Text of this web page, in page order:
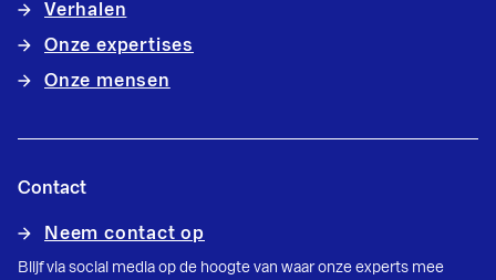
Verhalen
Onze expertises
Onze mensen
Contact
Neem contact op
Blijf via social media op de hoogte van waar onze experts mee